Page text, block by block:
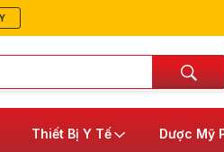
Thiết Bị Y Tế Dược Mỹ